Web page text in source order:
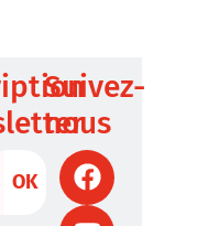
OK
Suivez-
nous